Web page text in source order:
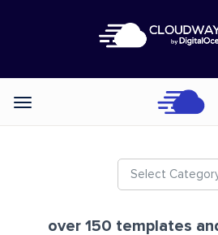
Categories
Select
over 150 templates